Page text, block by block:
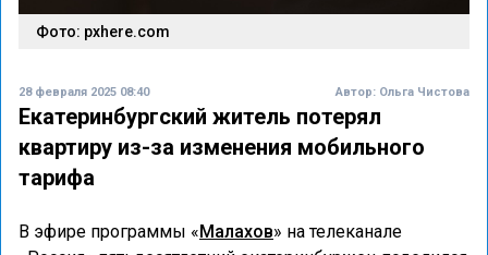
Фото: pxhere.com
28 февраля 2025 08:40 Автор: Ольга Чистова
Екатеринбургский житель потерял
квартиру из-за изменения мобильного
тарифа
В эфире программы «Малахов» на телеканале